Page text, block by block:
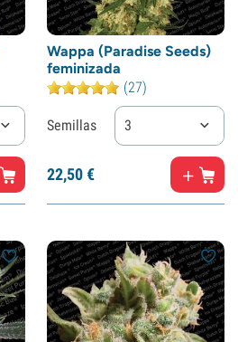
Wappa (Paradise Seeds)
feminizada
(27)
Semillas 3
22,50€